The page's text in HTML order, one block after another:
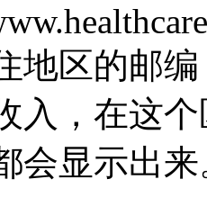
地区的邮
入，在这
会显示出来